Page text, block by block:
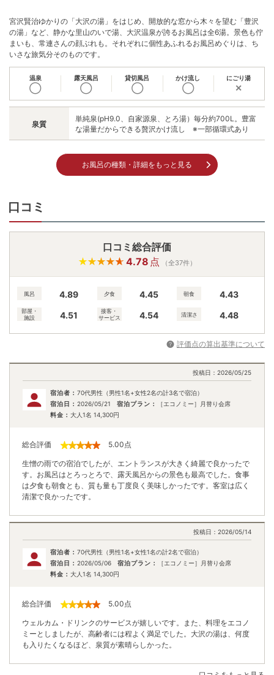
宮沢賢治ゆかりの「大沢の湯」をはじめ、開放的な窓から木々を望む「豊沢
の湯」など、静かな里山のいで湯、大沢温泉が誇るお風呂は全6湯。景色も佇
まいも、常連さんの顔ぶれも。それぞれに個性あふれるお風呂めぐりは、ち
いさな旅気分そのものです。
温泉
◯
露天風呂
◯
貸切風呂
◯
かけ流し
◯
にごり湯
✕
泉質
単純泉(pH9.0、自家源泉、とろ湯）毎分約700L。豊富
な湯量だからできる贅沢かけ流し ※一部循環式あり
お風呂の種類・詳細をもっと見る
口コミ
口コミ総合評価
4.78 点 （全37件）
風呂 4.89 夕食 4.45 朝食 4.43
部屋・
施設
4.51
接客・
サービス
4.54 清潔さ 4.48
評価点の算出基準について
投稿日： 2026/05/25
宿泊者： 70代男性（男性1名+女性2名の計3名で宿泊）
宿泊日： 2026/05/21 宿泊プラン：
［エコノミー］月替り会席
料金： 大人1名 14,300円
総合評価 5.00点
生憎の雨での宿泊でしたが、エントランスが大きく綺麗で良かったで
す。お風呂はとろっとろで、露天風呂からの景色も最高でした。食事
は夕食も朝食とも、質も量も丁度良く美味しかったです。客室は広く
清潔で良かったです。
投稿日： 2026/05/14
宿泊者： 70代男性（男性1名+女性1名の計2名で宿泊）
宿泊日： 2026/05/06 宿泊プラン：
［エコノミー］月替り会席
料金： 大人1名 14,300円
総合評価 5.00点
ウェルカム・ドリンクのサービスが嬉しいです。また、料理をエコノ
ミーとしましたが、高齢者には程よく満足でした。大沢の湯は、何度
も入りたくなるほど、泉質が素晴らしかった。